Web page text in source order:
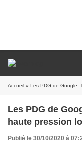
Accueil » Les PDG de Google,
Les PDG de
haute pression
Publié le 30/10/2020 à